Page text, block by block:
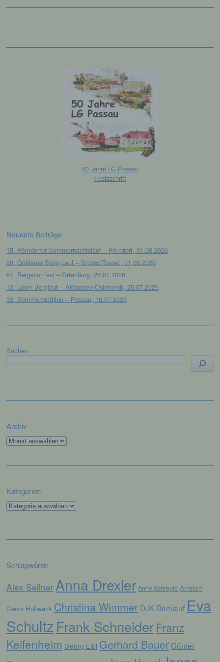
50 Jahre LG Passau
Festzschrift
Neueste Beiträge
15. Pörndorfer Sommernachtslauf – Pörndorf, 01.08.2026
20. Goldener Steig-Lauf – Stozec/Tusset, 01.08.2026
61. Bergsportfest – Ortenburg, 26.07.2026
12. Loser Berglauf – Altaussee/Österreich, 25.07.2026
32. Sommerbiathlon – Passau, 18.07.2026
Suchen
Archiv
Archiv
Kategorien
Kategorien
Schlagwörter
Alex Sellner Anna Drexler Anne Schregle Arnstorf
Centa Hollweck Christina Wimmer DJK Domlauf Eva
SchultzFrank SchneiderFranz
Keifenheim Georg Eibl Gerhard Bauer Günter
abgegebene Willensbekundung in Form
einer Erklärung oder einer sonstigen
eindeutigen bestätigenden Handlung, mit der
die betroffene Person zu verstehen gibt, dass
sie mit der Verarbeitung der sie betreffenden
personenbezogenen Daten einverstanden
Verantwortlichen
der Europäischen Union geltenden
Leichtathletik Gemeinschaft Passau
Siegfried Kapfer
Göttweiger Str. 45
94032 Passau
Cookies / SessionStorage / LocalStorage
nutzerfreundlicher, effektiver und sicherer zu
auf Ihrem Computer oder mobilen Gerät
abspeichert. Cookies sind Textdateien, welche
über einen Internetbrowser auf einem
verhindern.
Zahlreiche Internetseiten und Server verwenden
werden können, in dem das Cookie gespeichert
Internetseiten und Servern, den individuellen
Internetbrowsern, die andere Cookies enthalten,
zu unterscheiden. Ein bestimmter Internetbrowser
kann über die eindeutige Cookie-ID wiedererkannt
und identifiziert werden.
Durch den Einsatz von Cookies kann den Nutzern